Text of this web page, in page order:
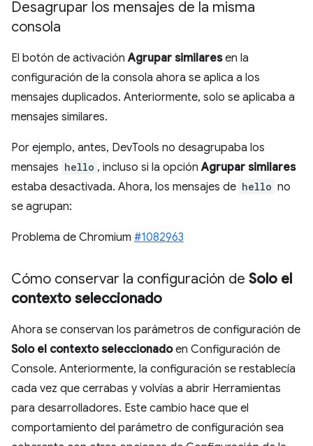
Desagrupar los mensajes de la misma
consola
El botón de activaciónAgrupar similaresen la
configuración de la consola ahora se aplica a los
mensajes duplicados. Anteriormente, solo se aplicaba a
mensajes similares.
Por ejemplo, antes, DevTools no desagrupaba los
mensajes hello , incluso si la opciónAgrupar similares
estaba desactivada. Ahora, los mensajes de hello no
se agrupan:
Problema de Chromium #1082963
Cómo conservar la configuración de Solo el
contexto seleccionado
Ahora se conservan los parámetros de configuración de
Solo el contexto seleccionadoen Configuración de
Console. Anteriormente, la configuración se restablecía
cada vez que cerrabas y volvías a abrir Herramientas
para desarrolladores. Este cambio hace que el
comportamiento del parámetro de configuración sea